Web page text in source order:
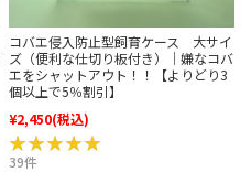
コバエ侵入防止型飼育ケース 大サイ
ズ（便利な仕切り板付き）｜嫌なコバ
エをシャットアウト！！【よりどり3
個以上で5％割引】
¥2,450(税込)
★★★★★
★★★★★
39件